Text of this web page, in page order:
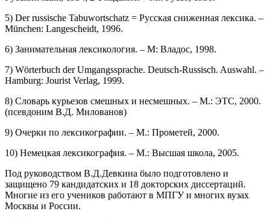
5) Der russische Tabuwortschatz = Русская сниженная лексика. –
München: Langescheidt, 1996.
6) Занимательная лексикология. – М: Владос, 1998.
7) Wörterbuch der Umgangssprache. Deutsch-Russisch. Auswahl. –
Hamburg: Jourist Verlag, 1999.
8) Словарь курьезов смешных и несмешных. – М.: ЭТС, 2000.
(псевдоним В.Д. Милованов)
9) Очерки по лексикографии. – М.: Прометей, 2000.
10) Немецкая лексикография. – М.: Высшая школа, 2005.
Под руководством В.Д.Девкина было подготовлено и
защищено 79 кандидатских и 18 докторских диссертаций.
Многие из его учеников работают в МПГУ и многих вузах
Москвы и России.